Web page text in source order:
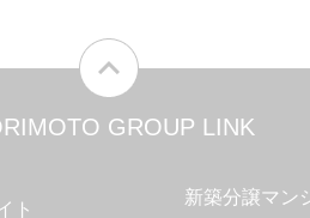
GROUP LINK
ト
新築分譲マン